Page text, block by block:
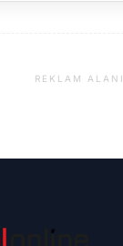
REKLAM ALANI